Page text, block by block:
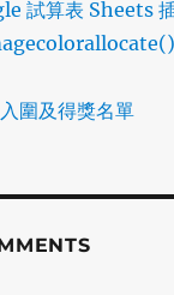
試算表 Sheets
圍及得獎名單